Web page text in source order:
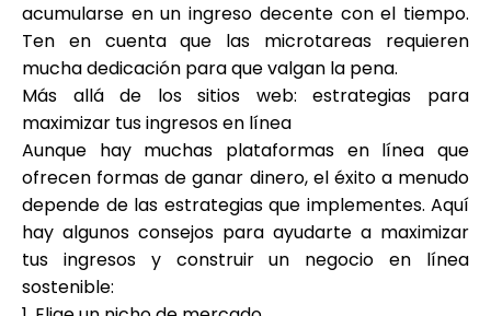
acumularse en un ingreso decente con el tiempo.
Ten en cuenta que las microtareas requieren
mucha dedicación para que valgan la pena.
Más allá de los sitios web: estrategias para
maximizar tus ingresos en línea
Aunque hay muchas plataformas en línea que
ofrecen formas de ganar dinero, el éxito a menudo
depende de las estrategias que implementes. Aquí
hay algunos consejos para ayudarte a maximizar
tus ingresos y construir un negocio en línea
sostenible: